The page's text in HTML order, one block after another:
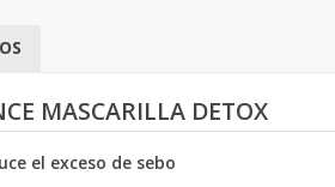
MASCARILLA DETOX
el exceso de sebo